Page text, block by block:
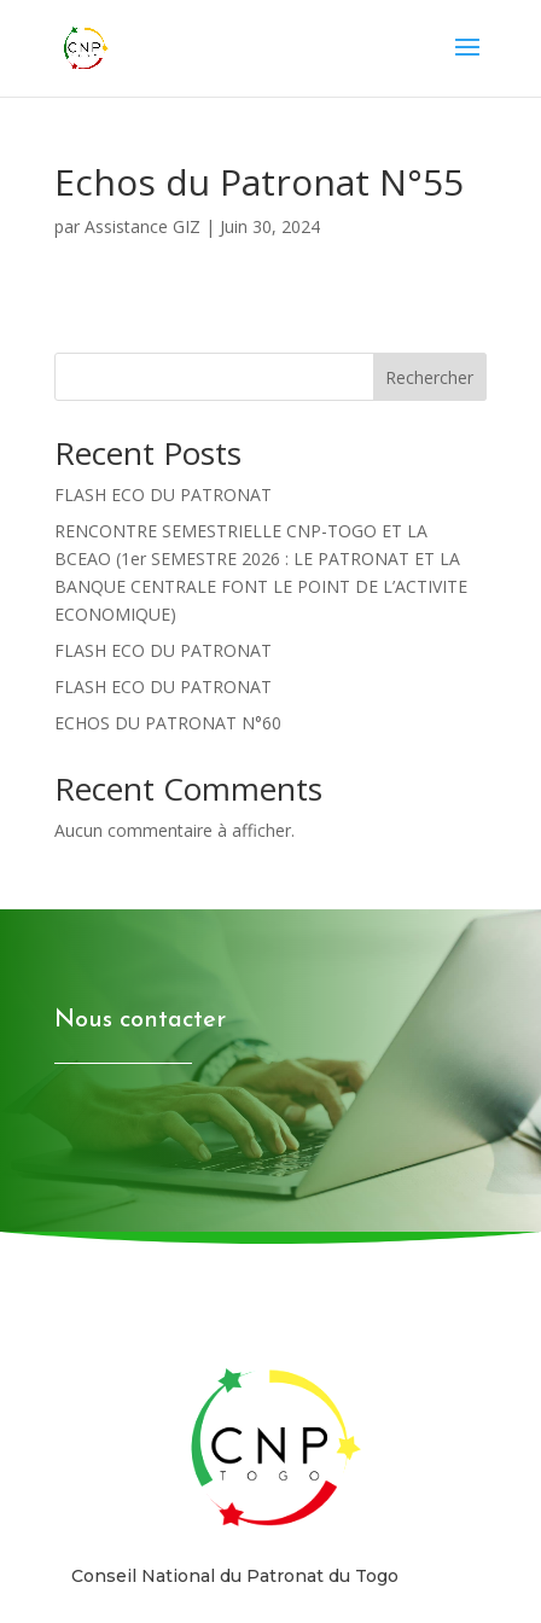
Echos du Patronat N°55
par Assistance GIZ | Juin 30, 2024
Rechercher
Recent Posts
FLASH ECO DU PATRONAT
RENCONTRE SEMESTRIELLE CNP-TOGO ET LA
BCEAO (1er SEMESTRE 2026 : LE PATRONAT ET LA
BANQUE CENTRALE FONT LE POINT DE L’ACTIVITE
ECONOMIQUE)
FLASH ECO DU PATRONAT
FLASH ECO DU PATRONAT
ECHOS DU PATRONAT N°60
Recent Comments
Aucun commentaire à afficher.
Nous contacter
Conseil National du Patronat du Togo